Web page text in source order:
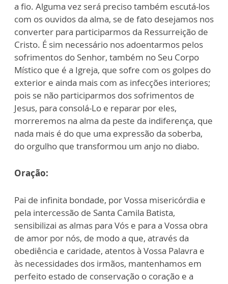
a fio. Alguma vez será preciso também escutá-los
com os ouvidos da alma, se de fato desejamos nos
converter para participarmos da Ressurreição de
Cristo. É sim necessário nos adoentarmos pelos
sofrimentos do Senhor, também no Seu Corpo
Místico que é a Igreja, que sofre com os golpes do
exterior e ainda mais com as infecções interiores;
pois se não participarmos dos sofrimentos de
Jesus, para consolá-Lo e reparar por eles,
morreremos na alma da peste da indiferença, que
nada mais é do que uma expressão da soberba,
do orgulho que transformou um anjo no diabo.
Oração:
Pai de infinita bondade, por Vossa misericórdia e
pela intercessão de Santa Camila Batista,
sensibilizai as almas para Vós e para a Vossa obra
de amor por nós, de modo a que, através da
obediência e caridade, atentos à Vossa Palavra e
às necessidades dos irmãos, mantenhamos em
perfeito estado de conservação o coração e a